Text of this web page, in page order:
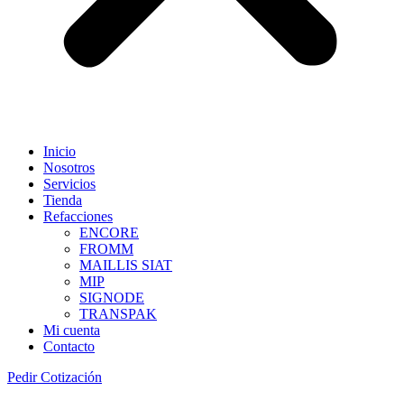
Inicio
Nosotros
Servicios
Tienda
Refacciones
ENCORE
FROMM
MAILLIS SIAT
MIP
SIGNODE
TRANSPAK
Mi cuenta
Contacto
Pedir Cotización